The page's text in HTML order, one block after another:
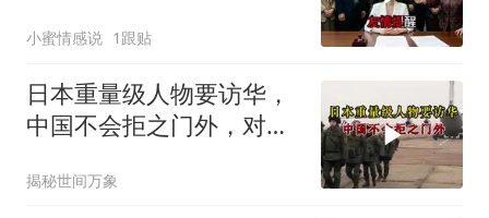
归她儿子管理
小蜜情感说 1跟贴
日本重量级人物要访华，
中国不会拒之门外，对日
揭秘世间万象